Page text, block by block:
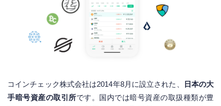
コインチェック株式会社は2014年8月に設立された、
日本の大
手暗号資産の取引所です。国内では暗号資産の取扱種類が豊